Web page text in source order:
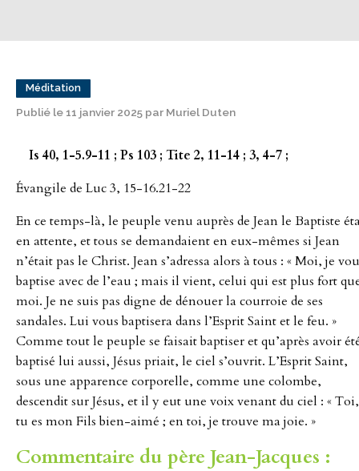
Méditation
Publié le 11 janvier 2025 par Muriel Duten
Is 40, 1-5.9-11 ; Ps 103 ; Tite 2, 11-14 ; 3, 4-7 ;
Évangile de Luc 3, 15-16.21-22
En ce temps-là, le peuple venu auprès de Jean le Baptiste
en attente, et tous se demandaient en eux-mêmes si Jean
n’était pas le Christ. Jean s’adressa alors à tous : « Moi, je
baptise avec de l’eau ; mais il vient, celui qui est plus fort
moi. Je ne suis pas digne de dénouer la courroie de ses
sandales. Lui vous baptisera dans l’Esprit Saint et le feu. »
Comme tout le peuple se faisait baptiser et qu’après avoir
baptisé lui aussi, Jésus priait, le ciel s’ouvrit. L’Esprit Saint,
sous une apparence corporelle, comme une colombe,
descendit sur Jésus, et il y eut une voix venant du ciel : « Toi,
tu es mon Fils bien-aimé ; en toi, je trouve ma joie. »
Commentaire du père Jean-Jacques :